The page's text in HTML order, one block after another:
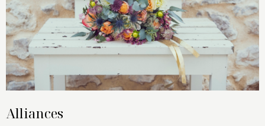
Alliances